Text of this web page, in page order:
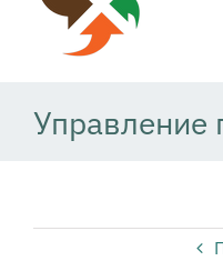
Управление